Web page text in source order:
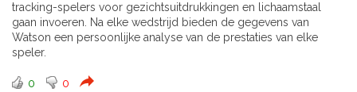
tracking-spelers voor gezichtsuitdrukkingen en lichaamstaal
gaan invoeren. Na elke wedstrijd bieden de gegevens van
Watson een persoonlijke analyse van de prestaties van elke
speler.
0 0